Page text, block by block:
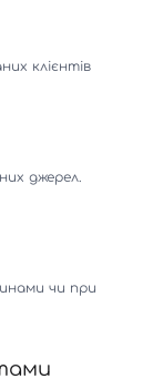
клієнтів
джерел.
чи при